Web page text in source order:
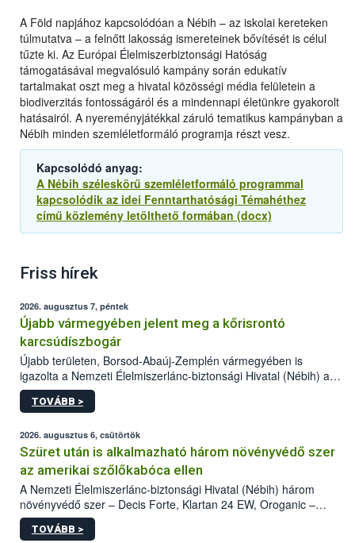
A Föld napjához kapcsolódóan a Nébih – az iskolai kereteken
túlmutatva – a felnőtt lakosság ismereteinek bővítését is célul
tűzte ki. Az Európai Élelmiszerbiztonsági Hatóság
támogatásával megvalósuló kampány során edukatív
tartalmakat oszt meg a hivatal közösségi média felületein a
biodiverzitás fontosságáról és a mindennapi életünkre gyakorolt
hatásairól. A nyereményjátékkal záruló tematikus kampányban a
Nébih minden szemléletformáló programja részt vesz.
Kapcsolódó anyag:
A Nébih széleskörű szemléletformáló programmal
kapcsolódik az idei Fenntarthatósági Témahéthez
című közlemény letölthető formában (docx)
Friss hírek
2026. augusztus 7, péntek
Újabb vármegyében jelent meg a kőrisrontó
karcsúdíszbogár
Újabb területen, Borsod-Abaúj-Zemplén vármegyében is
igazolta a Nemzeti Élelmiszerlánc-biztonsági Hivatal (Nébih) a
kőrisrontó karcsúdíszbogár (Agrilus planipennis) jelenlétét. A
kártevőt nem csak színcsapdában találták meg, de már fertőzött
az intenzív felderítést, emellett az intézkedéseket a szlovák
hatósággal is összehangolják a terjedés megállítása érdekében.
TOVÁBB >
2026. augusztus 6, csütörtök
Szüret után is alkalmazható három növényvédő szer
az amerikai szőlőkabóca ellen
A Nemzeti Élelmiszerlánc-biztonsági Hivatal (Nébih) három
növényvédő szer – Decis Forte, Klartan 24 EW, Oroganic –
engedélyokiratát módosította, így azok a szüretet követően,
egészen a vesszőérettség (BBCH 91) stádiumáig
TOVÁBB >